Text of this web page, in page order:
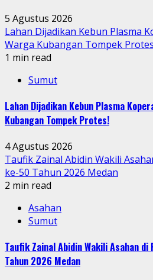
5 Agustus 2026
Lahan Dijadikan Kebun Plasma
Warga Kubangan Tompek
1 min read
Sumut
Lahan Dijadikan Kebun Plasma
Kubangan Tompek Protes!
4 Agustus 2026
Taufik Zainal Abidin Wakili
ke-50 Tahun 2026 Medan
2 min read
Asahan
Sumut
Taufik Zainal Abidin Wakili Asahan di
Tahun 2026 Medan